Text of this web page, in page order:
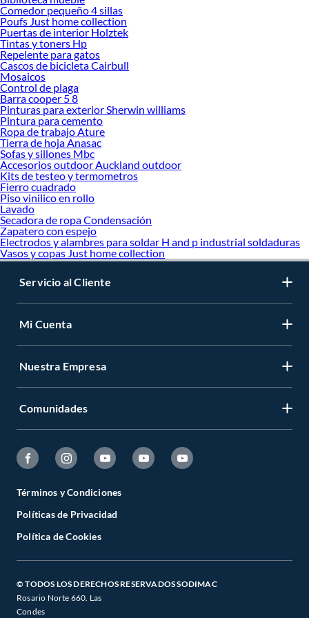
Comedor pequeño 4 sillas
Poufs Just home collection
Puertas de interior Holztek
Tintas y toners Hp
Repelente para gatos
Cascos de bicicleta Cairbull
Mosaicos
Control de plaga
Barra cooper 5 8
Pinturas para exterior Sherwin williams
Pintura para cemento
Ropa de trabajo Ature
Tierra de hoja Anasac
Sofas y sillones Mbc
Accesorios outdoor Auckland outdoor
Kits de testeo y termometros
Fierro cuadrado
Piso vinilico en rollo
Lavado
Secadora de ropa Condensación
Zapatero con espejo
Electrodos y alambres para soldar H and p industrial soldaduras
Vasos y copas Just home collection
Servicio al Cliente
Mi Cuenta
Nuestra Empresa
Comunidades
Términos y Condiciones
Políticas de Privacidad
Política de Cookies
© TODOS LOS DERECHOS RESERVADOS SODIMAC
Rosario Norte 660. Las
Condes